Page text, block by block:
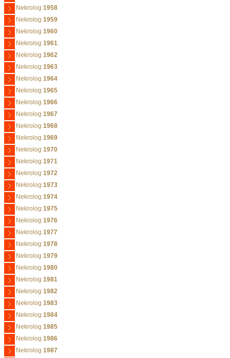
Nekrolog 1958
Nekrolog 1959
Nekrolog 1960
Nekrolog 1961
Nekrolog 1962
Nekrolog 1963
Nekrolog 1964
Nekrolog 1965
Nekrolog 1966
Nekrolog 1967
Nekrolog 1968
Nekrolog 1969
Nekrolog 1970
Nekrolog 1971
Nekrolog 1972
Nekrolog 1973
Nekrolog 1974
Nekrolog 1975
Nekrolog 1976
Nekrolog 1977
Nekrolog 1978
Nekrolog 1979
Nekrolog 1980
Nekrolog 1981
Nekrolog 1982
Nekrolog 1983
Nekrolog 1984
Nekrolog 1985
Nekrolog 1986
Nekrolog 1987